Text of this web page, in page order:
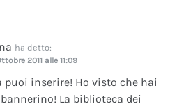
ha detto:
2011 alle 11:09
puoi inserire! Ho visto che hai
La biblioteca dei